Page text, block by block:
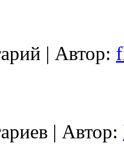
| Автор:
| Автор: